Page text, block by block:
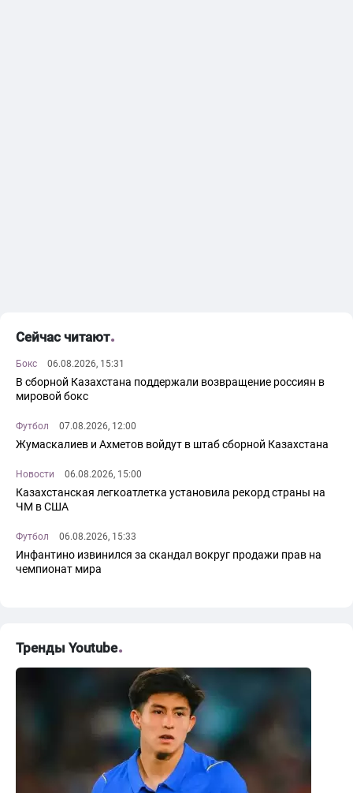
Сейчас читают
Бокс 06.08.2026, 15:31
В сборной Казахстана поддержали возвращение россиян в
мировой бокс
Футбол 07.08.2026, 12:00
Жумаскалиев и Ахметов войдут в штаб сборной Казахстана
Новости 06.08.2026, 15:00
Казахстанская легкоатлетка установила рекорд страны на
ЧМ в США
Футбол 06.08.2026, 15:33
Инфантино извинился за скандал вокруг продажи прав на
чемпионат мира
Тренды Youtube